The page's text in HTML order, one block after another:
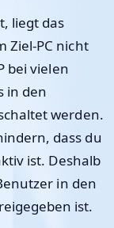
liegt das
Ziel-PC nicht
bei vielen
in den
werden.
dass du
ist. Deshalb
in den
ist.